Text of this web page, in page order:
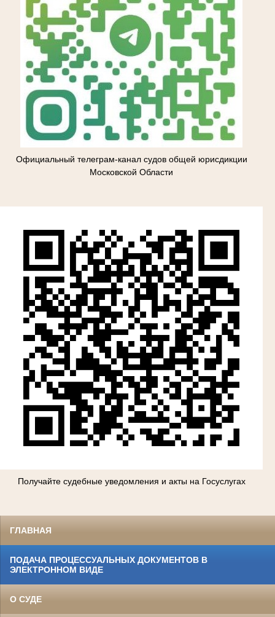
Официальный телеграм-канал судов общей юрисдикции
Московской Области
Получайте судебные уведомления и акты на Госуслугах
ГЛАВНАЯ
ПОДАЧА ПРОЦЕССУАЛЬНЫХ ДОКУМЕНТОВ В
ЭЛЕКТРОННОМ ВИДЕ
О СУДЕ